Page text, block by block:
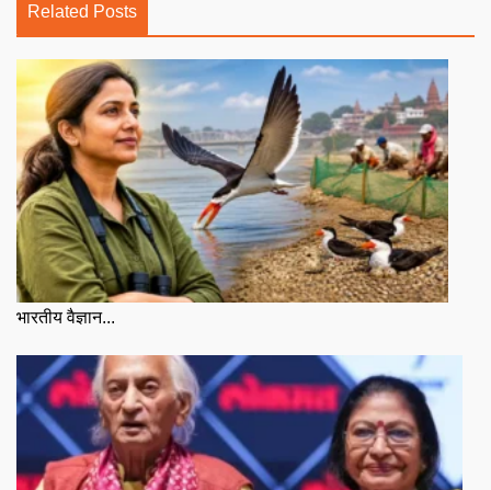
Related Posts
भारतीय वैज्ञान...